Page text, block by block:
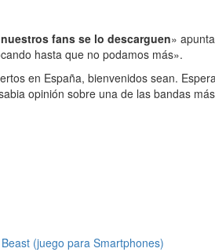
fans se lo descarguen»
hasta que no podamos más».
en España, bienvenidos sean.
opinión sobre una de las bandas
(juego para Smartphones)